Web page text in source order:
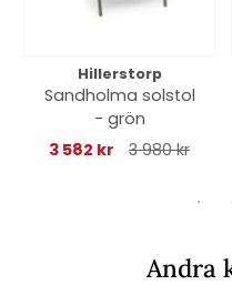
Hillerstorp
Sandholma solstol
- grön
3 582 kr
3 980 kr
Andra